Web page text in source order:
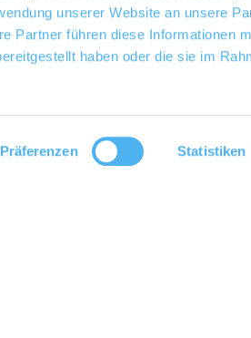
unserer Website an unsere
Partner führen diese Informationen
haben oder die sie im
Präferenzen Statistiken